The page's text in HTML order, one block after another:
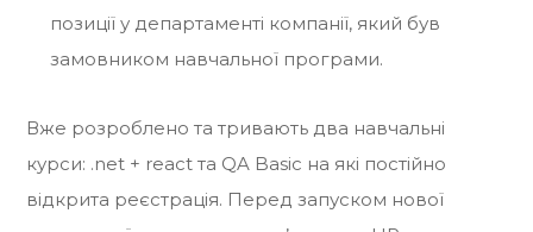
позиції у департаменті компанії, який був
замовником навчальної програми.
Вже розроблено та тривають два навчальні
курси: .net + react та QA Basic на які постійно
відкрита реєстрація. Перед запуском нової